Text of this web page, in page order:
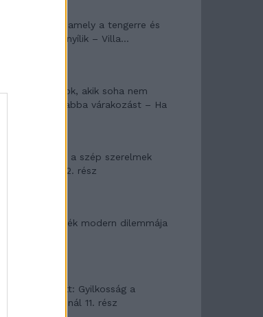
Egy ház, amely a tengerre és
a fényre nyílik – Villa...
A családok, akik soha nem
hagyták abba várakozást – Ha
Panna és a szép szerelmek
mítosza 2. rész
Az ereklyék modern dilemmája
T. Barnett: Gyilkosság a
Garda-tónál 11. rész